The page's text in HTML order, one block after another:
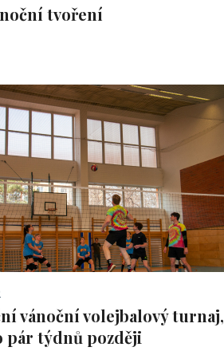
tvoření
vánoční volejbalový turnaj,
pár týdnů později